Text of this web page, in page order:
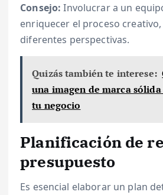
Consejo: Involucrar a un
enriquecer el proceso
diferentes perspectivas.
Quizás también te interese:
una imagen de marca
tu negocio
Planificación de
presupuesto
Es esencial elaborar un plan